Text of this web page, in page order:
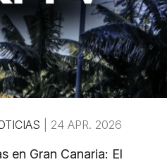
24 APR. 2026
en Gran Canaria: El